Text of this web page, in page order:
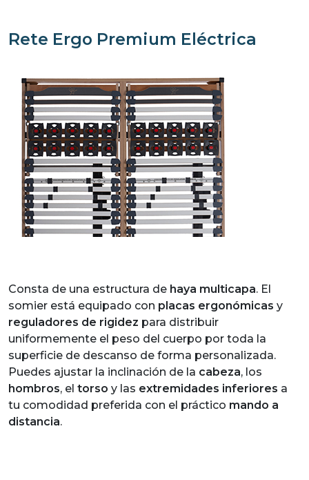
Rete Ergo Premium Eléctrica
Consta de una estructura de haya multicapa. El
somier está equipado con placas ergonómicas y
reguladores de rigidez para distribuir
uniformemente el peso del cuerpo por toda la
superficie de descanso de forma personalizada.
Puedes ajustar la inclinación de la cabeza, los
hombros, el torso y las extremidades inferiores a
tu comodidad preferida con el práctico mando a
distancia.